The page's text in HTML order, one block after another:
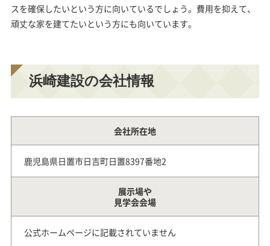
スを確保したいという方に向いているでしょう。費用を抑えて、
頑丈な家を建てたいという方にも向いています。
浜崎建設の会社情報
会社所在地
鹿児島県日置市日吉町日置8397番地2
展示場や
見学会会場
公式ホームページに記載されていません